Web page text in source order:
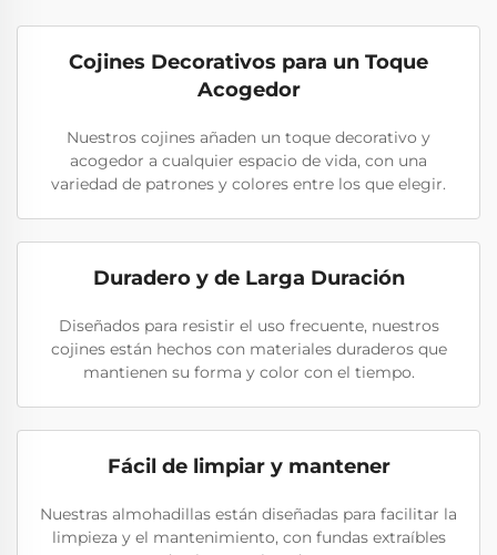
Cojines Decorativos para un Toque
Acogedor
Nuestros cojines añaden un toque decorativo y
acogedor a cualquier espacio de vida, con una
variedad de patrones y colores entre los que elegir.
Duradero y de Larga Duración
Diseñados para resistir el uso frecuente, nuestros
cojines están hechos con materiales duraderos que
mantienen su forma y color con el tiempo.
Fácil de limpiar y mantener
Nuestras almohadillas están diseñadas para facilitar la
limpieza y el mantenimiento, con fundas extraíbles